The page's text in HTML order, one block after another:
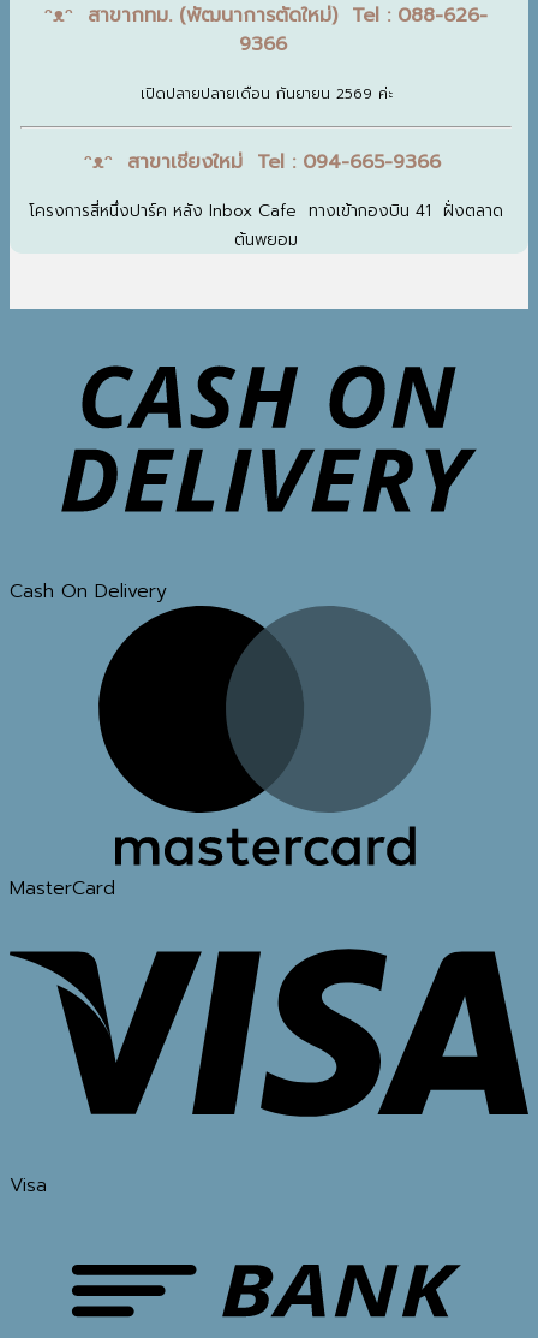
ᵔᴥᵔ สาขากทม. (พัฒนาการตัดใหม่) Tel : 088-626-
9366
เปิดปลายปลายเดือน กันยายน 2569 ค่ะ
ᵔᴥᵔ สาขาเชียงใหม่ Tel : 094-665-9366
โครงการสี่หนึ่งปาร์ค หลัง Inbox Cafe ทางเข้ากองบิน 41 ฝั่งตลาด
ต้นพยอม
Cash On Delivery
MasterCard
Visa